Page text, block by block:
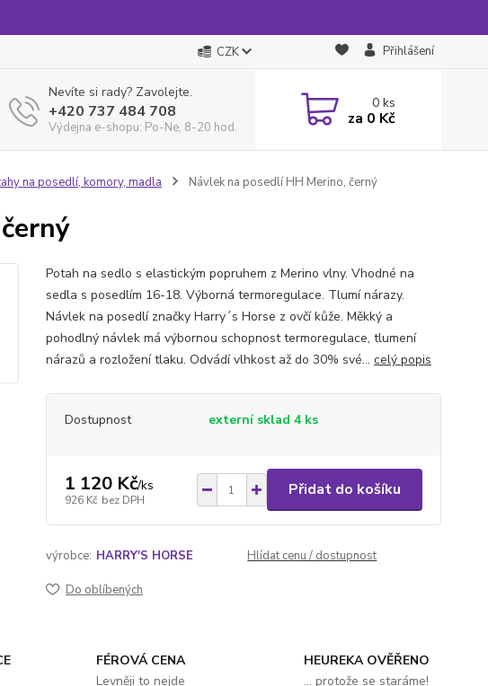
CZK Přihlášení
Nevíte si rady? Zavolejte.
+420 737 484 708
Výdejna e-shopu: Po-Ne, 8-20 hod.
0ks
za 0 Kč
na posedlí, komory, madla Návlek na posedlí HH Merino, černý
Potah na sedlo s elastickým popruhem z Merino vlny. Vhodné na
sedla s posedlím 16-18. Výborná termoregulace. Tlumí nárazy.
Návlek na posedlí značky Harry´s Horse z ovčí kůže. Měkký a
pohodlný návlek má výbornou schopnost termoregulace, tlumení
nárazů a rozložení tlaku. Odvádí vlhkost až do 30% své... celý popis
Dostupnost externí sklad 4 ks
1 120 Kč/ks
926 Kč bez DPH
Přidat do košíku
výrobce: HARRY'S HORSE Hlídat cenu / dostupnost
Do oblíbených
FÉROVÁ CENA
Levněji to nejde
HEUREKA OVĚŘENO
... protože se staráme!